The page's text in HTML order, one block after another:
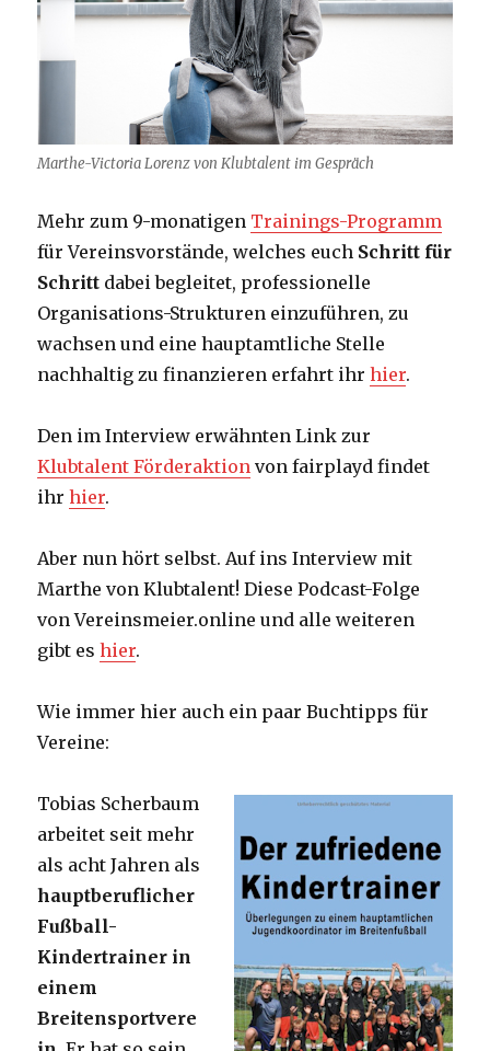
Marthe-Victoria Lorenz von Klubtalent im Gespräch
Mehr zum 9-monatigen Trainings-Programm
für Vereinsvorstände, welches euch Schritt für
Schritt dabei begleitet, professionelle
Organisations-Strukturen einzuführen, zu
wachsen und eine hauptamtliche Stelle
nachhaltig zu finanzieren erfahrt ihrhier.
Den im Interview erwähnten Link zur
Klubtalent Förderaktion von fairplayd findet
ihrhier.
Aber nun hört selbst. Auf ins Interview mit
Marthe von Klubtalent! Diese Podcast-Folge
von Vereinsmeier.online und alle weiteren
gibt eshier.
Wie immer hier auch ein paar Buchtipps für
Vereine:
Tobias Scherbaum
arbeitet seit mehr
als acht Jahren als
hauptberuflicher
Fußball-
Kindertrainer in
einem
Breitensportvere